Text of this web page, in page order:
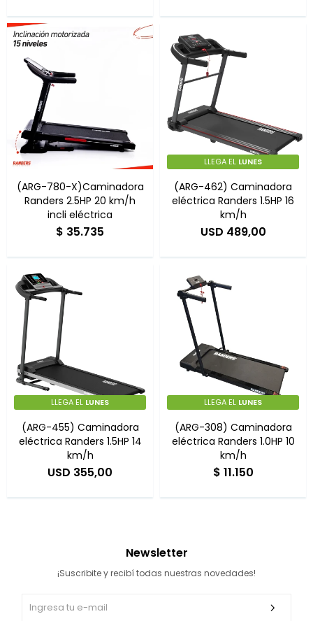
(ARG-780-X)Caminadora
Randers 2.5HP 20 km/h
incli eléctrica
$ 35.735
LLEGA EL LUNES
(ARG-462) Caminadora
eléctrica Randers 1.5HP 16
km/h
USD 489,00
LLEGA EL LUNES
(ARG-455) Caminadora
eléctrica Randers 1.5HP 14
km/h
USD 355,00
LLEGA EL LUNES
(ARG-308) Caminadora
eléctrica Randers 1.0HP 10
km/h
$ 11.150
Newsletter
¡Suscribite y recibí todas nuestras novedades!